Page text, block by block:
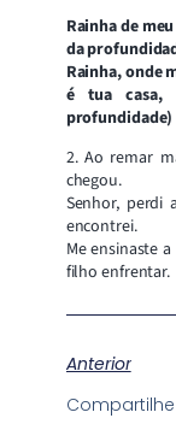
Rainha de
da
Rainha, onde
é tua casa,
profundidade)
2. Ao remar
chegou.
Senhor,
encontrei.
Me ensinaste
filho enfrentar.
Anterior